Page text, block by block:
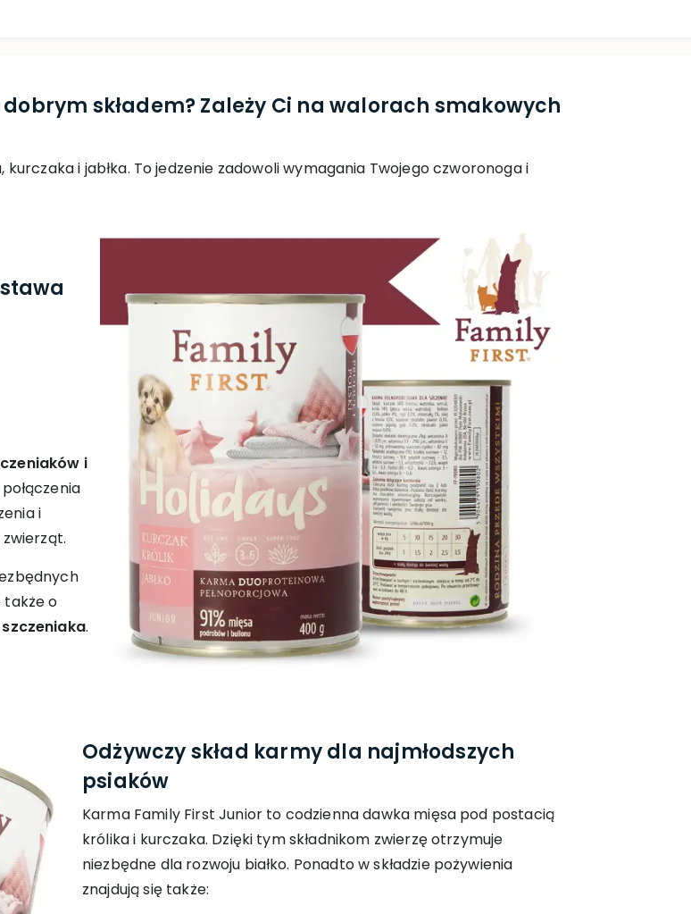
składem? Zależy Ci na walorach smakowych
i jabłka. To jedzenie zadowoli wymagania Twojego czworonoga i
i
i
także o
.
Odżywczy skład karmy dla najmłodszych
psiaków
Karma Family First Junior to codzienna dawka mięsa pod postacią
królika i kurczaka. Dzięki tym składnikom zwierzę otrzymuje
niezbędne dla rozwoju białko. Ponadto w składzie pożywienia
znajdują się także: